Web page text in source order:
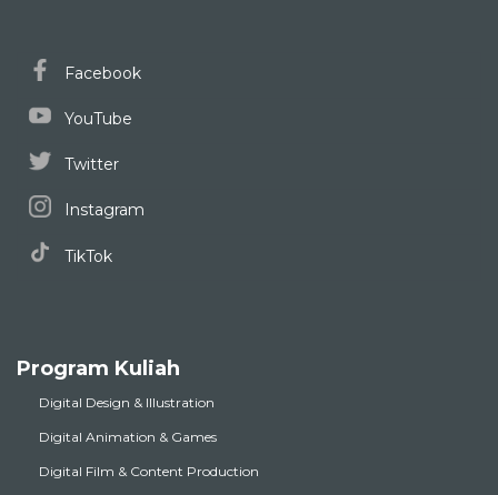
Facebook
YouTube
Twitter
Instagram
TikTok
Program Kuliah
Digital Design & Illustration
Digital Animation & Games
Digital Film & Content Production